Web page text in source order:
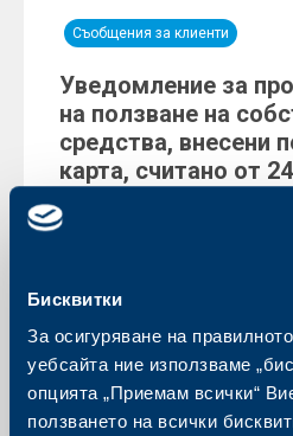
Бисквитки
За осигуряване на
уебсайта ние използваме
опцията „Приемам всички“
ползването на всички
Съобщения за клиенти
Уведомление за
на ползване на
средства, внесени
карта, считано от
09 август 2022
Съобщения за клиенти